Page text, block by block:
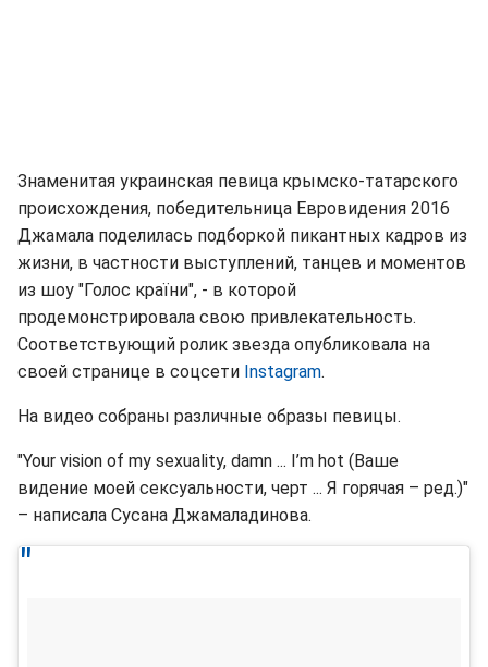
Знаменитая украинская певица крымско-татарского
происхождения, победительница Евровидения 2016
Джамала поделилась подборкой пикантных кадров из
жизни, в частности выступлений, танцев и моментов
из шоу "Голос країни", - в которой
продемонстрировала свою привлекательность.
Соответствующий ролик звезда опубликовала на
своей странице в соцсети Instagram.
На видео собраны различные образы певицы.
"Your vision of my sexuality, damn ... I’m hot (Ваше
видение моей сексуальности, черт ... Я горячая – ред.)"
– написала Сусана Джамаладинова.